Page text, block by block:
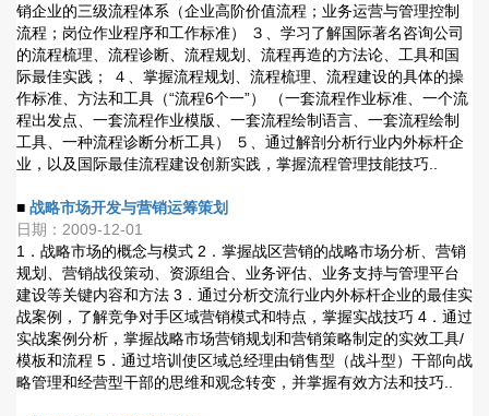
销企业的三级流程体系（企业高阶价值流程；业务运营与管理控制
流程；岗位作业程序和工作标准） ３、学习了解国际著名咨询公司
的流程梳理、流程诊断、流程规划、流程再造的方法论、工具和国
际最佳实践； ４、掌握流程规划、流程梳理、流程建设的具体的操
作标准、方法和工具（“流程6个一”） （一套流程作业标准、一个流
程出发点、一套流程作业模版、一套流程绘制语言、一套流程绘制
工具、一种流程诊断分析工具） ５、通过解剖分析行业内外标杆企
业，以及国际最佳流程建设创新实践，掌握流程管理技能技巧..
■ 战略市场开发与营销运筹策划
日期：2009-12-01
1．战略市场的概念与模式 2．掌握战区营销的战略市场分析、营销
规划、营销战役策动、资源组合、业务评估、业务支持与管理平台
建设等关键内容和方法 3．通过分析交流行业内外标杆企业的最佳实
战案例，了解竞争对手区域营销模式和特点，掌握实战技巧 4．通过
实战案例分析，掌握战略市场营销规划和营销策略制定的实效工具/
模板和流程 5．通过培训使区域总经理由销售型（战斗型）干部向战
略管理和经营型干部的思维和观念转变，并掌握有效方法和技巧..